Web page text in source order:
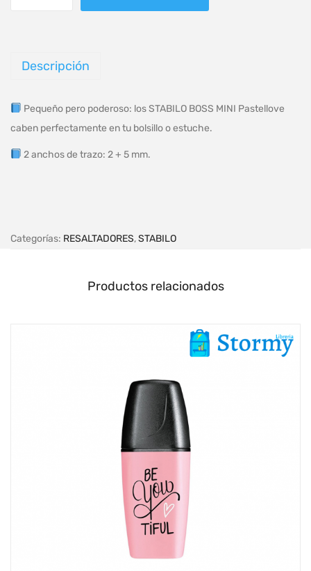
Descripción
Pequeño pero poderoso: los STABILO BOSS MINI Pastellove
caben perfectamente en tu bolsillo o estuche.
2 anchos de trazo: 2 + 5 mm.
Categorías: RESALTADORES,STABILO
Productos relacionados